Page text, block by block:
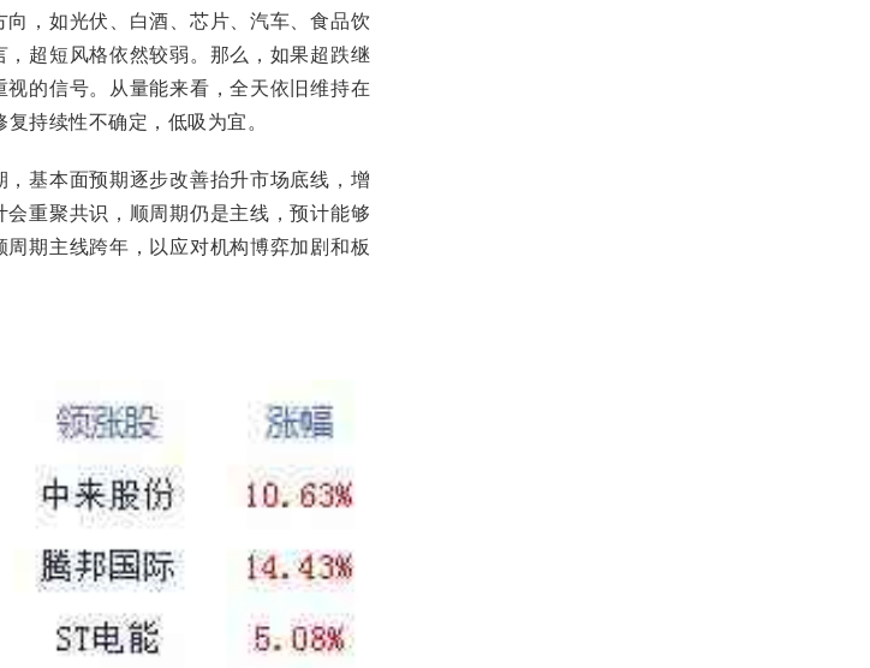
，如光伏、白酒、芯片、汽车、食品饮
超短风格依然较弱。那么，如果超跌继
的信号。从量能来看，全天依旧维持在
持续性不确定，低吸为宜。
基本面预期逐步改善抬升市场底线，增
重聚共识，顺周期仍是主线，预计能够
期主线跨年，以应对机构博弈加剧和板